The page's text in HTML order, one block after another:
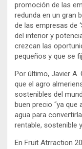
promoción de las
redunda en un gran
de las empresas de
del interior y
crezcan las
pequeños y que se
Por último, Javier A.
que el agro
sostenibles del
buen precio “ya
agua para
rentable, sostenible
En Fruit Atrraction